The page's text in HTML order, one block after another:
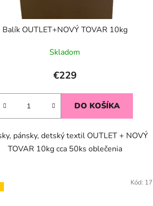
Balík OUTLET+NOVÝ TOVAR 10kg
Skladom
€229
DO KOŠÍKA
pánsky, detský textil OUTLET + NOVÝ
TOVAR 10kg cca 50ks oblečenia
Kód: 17